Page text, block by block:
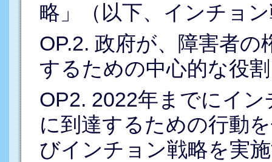
略」（以下、インチョ
OP.2. 政府が、障害者
するための中心的な役
OP2. 2022年までにイ
に到達するための行動
びインチョン戦略を実